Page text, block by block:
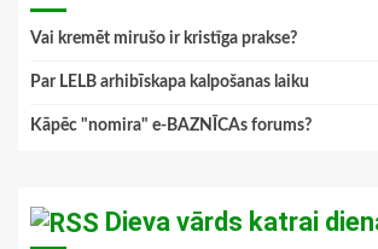
Vai kremēt mirušo ir kristīga prakse?
Par LELB arhibīskapa kalpošanas laiku
Kāpēc "nomira" e-BAZNĪCAs forums?
Dieva vārds katrai